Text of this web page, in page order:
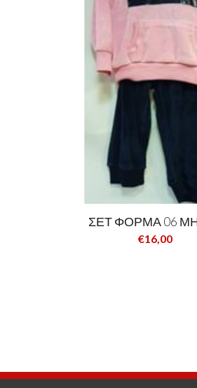
ΣΕΤ ΦΟΡΜΑ 06
€16,00